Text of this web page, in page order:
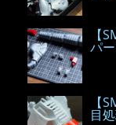
【
パ
【
目